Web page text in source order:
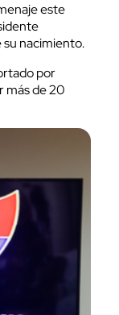
este
nacimiento.
por
más de 20